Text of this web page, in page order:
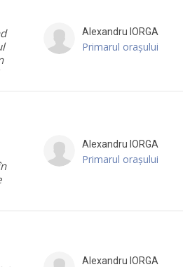
Alexandru IORGA
Primarul orașului
Alexandru IORGA
Primarul orașului
Alexandru IORGA